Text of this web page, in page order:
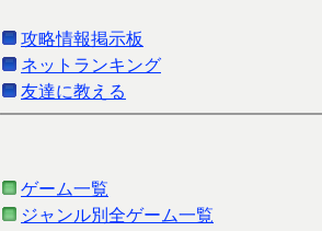
攻略情報掲示板
ネットランキング
友達に教える
ゲーム一覧
ジャンル別全ゲーム一覧